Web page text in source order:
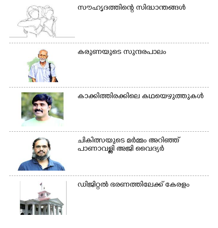
സൗഹൃദത്തിന്റെ സിദ്ധാന്തങ്ങൾ
കരുണയുടെ സുന്ദരപാലം
കാക്കിത്തിരക്കിലെ കഥയെഴുത്തുകൾ
ചികിത്സയുടെ മർമ്മം അറിഞ്ഞ്
പാണാവള്ളി അജി വൈദ്യർ
ഡിജിറ്റൽ ഭരണത്തിലേക്ക് കേരളം